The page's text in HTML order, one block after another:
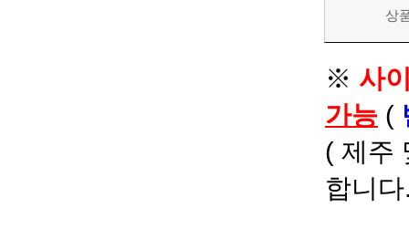
상
※ 사
가능 (
( 제주
합니